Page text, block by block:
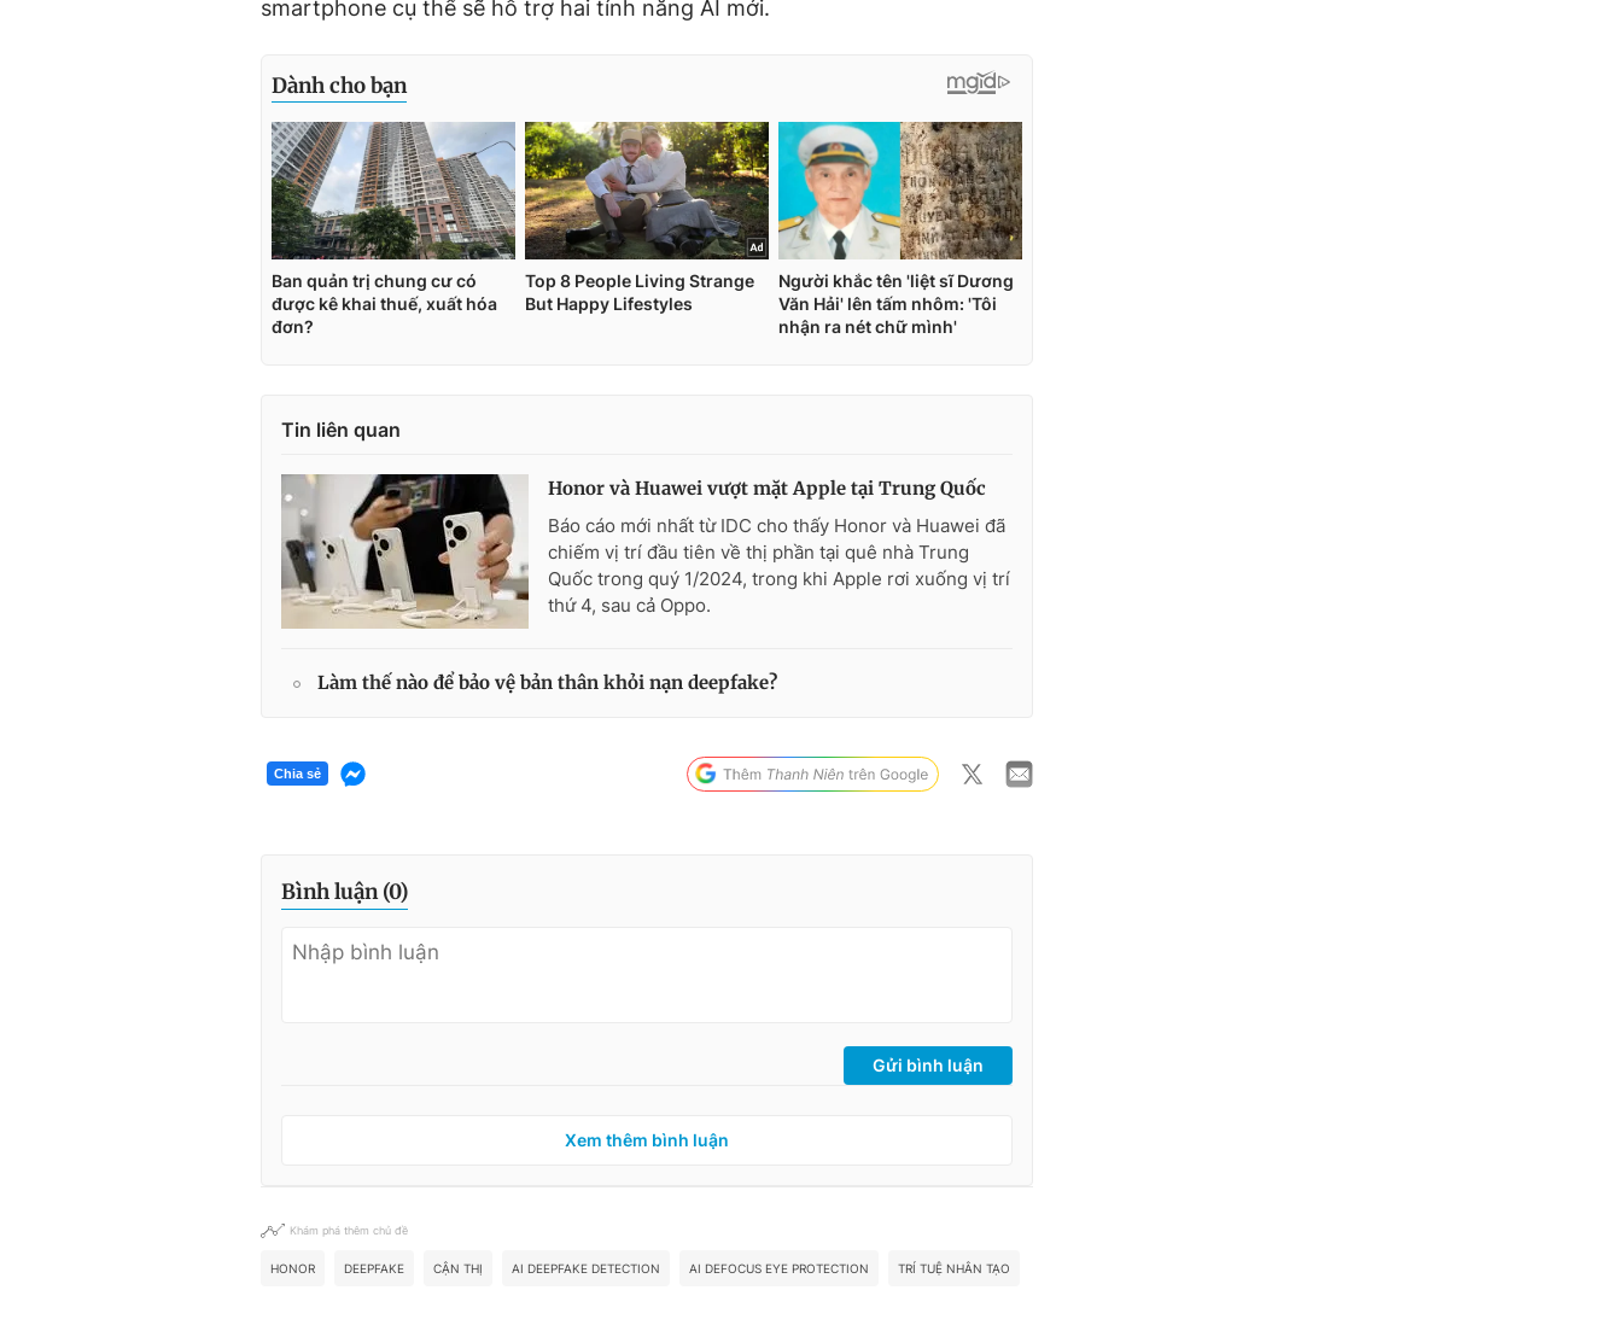
smartphone cụ thể sẽ hỗ trợ hai tính năng AI mới.
Tin liên quan
Honor và Huawei vượt mặt Apple tại Trung Quốc
Báo cáo mới nhất từ IDC cho thấy Honor và Huawei đã
chiếm vị trí đầu tiên về thị phần tại quê nhà Trung
Quốc trong quý 1/2024, trong khi Apple rơi xuống vị trí
thứ 4, sau cả Oppo.
Làm thế nào để bảo vệ bản thân khỏi nạn deepfake?
Chia sẻ
Bình luận (0)
Gửi bình luận
Xem thêm bình luận
Khám phá thêm chủ đề
HONOR DEEPFAKE CẬN THỊ AI DEEPFAKE DETECTION AI DEFOCUS EYE PROTECTION TRÍ TUỆ NHÂN TẠO